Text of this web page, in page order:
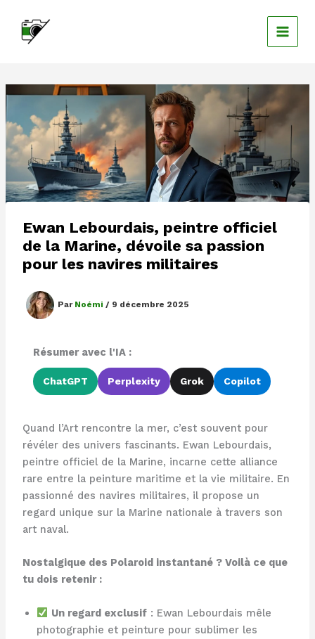
contenu
Ewan Lebourdais, peintre officiel
de la Marine, dévoile sa passion
pour les navires militaires
Par Noémi / 9 décembre 2025
Résumer avec l'IA :
ChatGPT Perplexity Grok Copilot
Quand l’Art rencontre la mer, c’est souvent pour
révéler des univers fascinants. Ewan Lebourdais,
peintre officiel de la Marine, incarne cette alliance
rare entre la peinture maritime et la vie militaire. En
passionné des navires militaires, il propose un
regard unique sur la Marine nationale à travers son
art naval.
Nostalgique des Polaroid instantané ? Voilà ce que
tu dois retenir :
Un regard exclusif : Ewan Lebourdais mêle
photographie et peinture pour sublimer les